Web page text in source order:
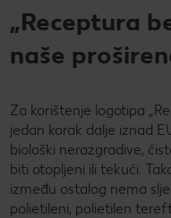
„Receptura
naše
Za korištenje logotipa
jedan korak dalje iznad
biološki nerazgradive,
biti otopljeni ili tekući.
između ostalog nema
polietileni, polietilen